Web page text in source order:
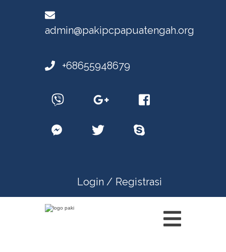
admin@pakipcpapuatengah.org
+68655948679
Login / Registrasi